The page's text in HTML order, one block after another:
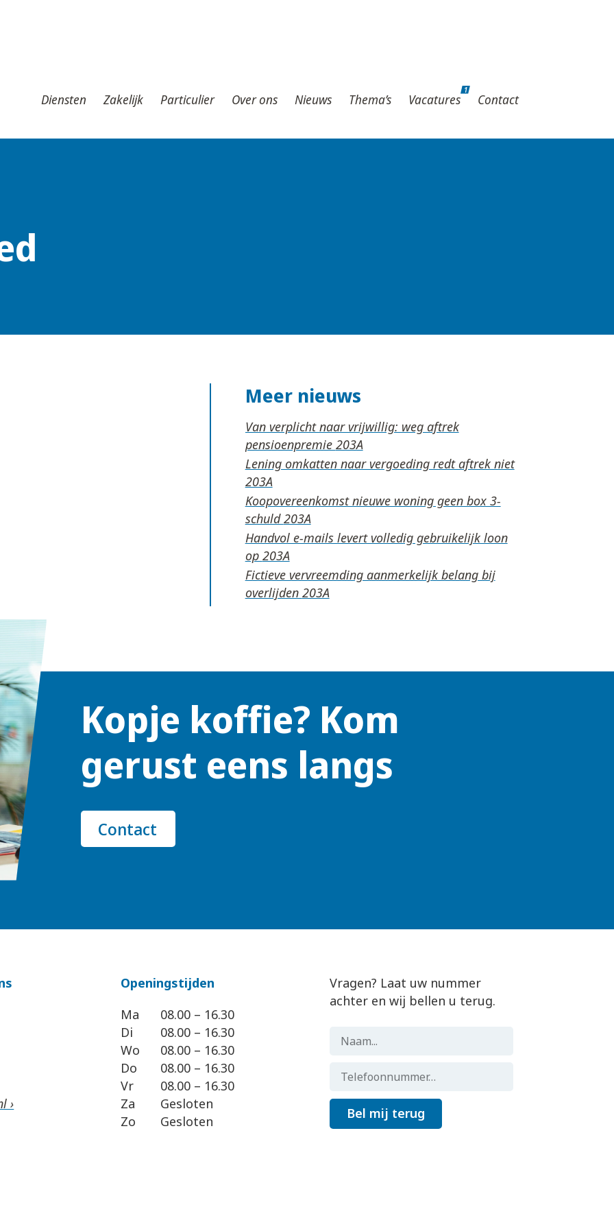
Diensten Zakelijk Particulier Over ons Nieuws Thema’s Vacatures
1
Contact
Meer nieuws
Van verplicht naar vrijwillig: weg aftrek
pensioenpremie
Lening omkatten naar vergoeding redt aftrek niet
Koopovereenkomst nieuwe woning geen box 3-
schuld
Handvol e-mails levert volledig gebruikelijk loon
op
Fictieve vervreemding aanmerkelijk belang bij
overlijden
Kopje koffie? Kom
gerust eens langs
Contact
›
Openingstijden
Ma
Di
Wo
Do
Vr
Za
Zo
08.00 – 16.30
08.00 – 16.30
08.00 – 16.30
08.00 – 16.30
08.00 – 16.30
Gesloten
Gesloten
Vragen? Laat uw nummer
achter en wij bellen u terug.
Bel mij terug